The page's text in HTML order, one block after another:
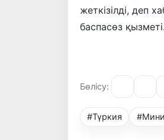
жеткізілді, деп
баспасөз қызметі.
Бөлісу:
#Түркия